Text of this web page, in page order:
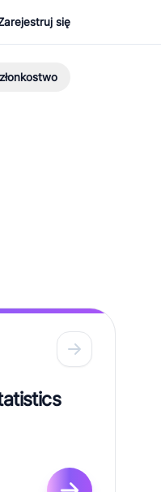
się